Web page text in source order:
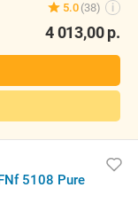
5.0 (38) i
4 013,00р.
5108 Pure